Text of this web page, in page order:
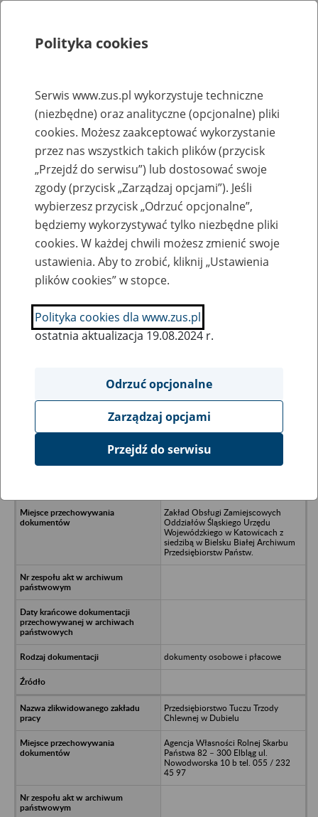
Rejestry, ewidencje i archiwa
Baza zlikwidowanych lub
przekształconych zakładów pracy
Nazwa zakładu pracy:
SZUKAJ
Ukryj wszystkie pozycje bazy
Przedsiębiorstwo Transportowe
Zakład Obsługi Zamiejscowych
Oddziałów Śląskiego Urzędu
Wojewódzkiego w Katowicach z
siedzibą w Bielsku Białej Archiwum
Przedsiębiorstw Państw.
dokumenty osobowe i płacowe
Przedsiębiorstwo Tuczu Trzody
Chlewnej w Dubielu
Agencja Własności Rolnej Skarbu
Państwa 82 – 300 Elbląg ul.
Nowodworska 10 b tel. 055 / 232
45 97
Polityka cookies
Serwis www.zus.pl wykorzystuje techniczne
(niezbędne) oraz analityczne (opcjonalne) pliki
cookies. Możesz zaakceptować wykorzystanie
przez nas wszystkich takich plików (przycisk
„Przejdź do serwisu”) lub dostosować swoje
zgody (przycisk „Zarządzaj opcjami”). Jeśli
wybierzesz przycisk „Odrzuć opcjonalne”,
będziemy wykorzystywać tylko niezbędne pliki
cookies. W każdej chwili możesz zmienić swoje
ustawienia. Aby to zrobić, kliknij „Ustawienia
plików cookies” w stopce.
Polityka cookies dla www.zus.pl
ostatnia aktualizacja 19.08.2024 r.
Odrzuć opcjonalne
Zarządzaj opcjami
Przejdź do serwisu